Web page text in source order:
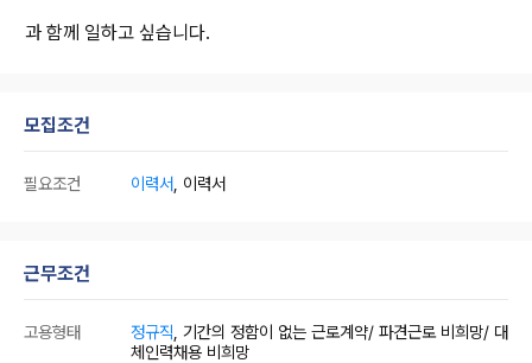
과 함께 일하고 싶습니다.
모집조건
필요조건 이력서 , 이력서
근무조건
고용형태 정규직 , 기간의 정함이 없는 근로계약/ 파견근로 비희망/ 대
체인력채용 비희망